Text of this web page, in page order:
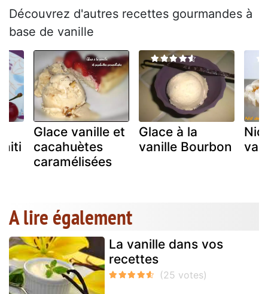
Découvrez d'autres recettes gourmandes à
base de vanille
Glace vanille et
cacahuètes
caramélisées
Glace à la
vanille Bourbon
Nid
A lire également
La vanille dans vos
recettes